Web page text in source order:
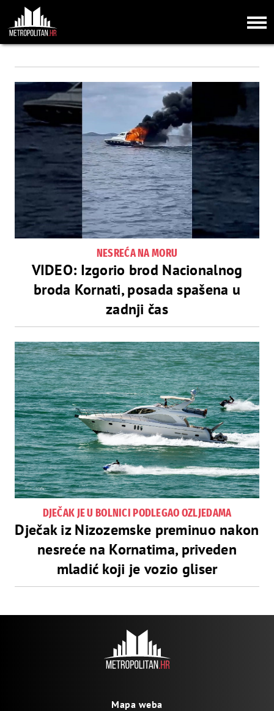
NESREĆA NA MORU
VIDEO: Izgorio brod Nacionalnog
broda Kornati, posada spašena u
zadnji čas
DJEČAK JE U BOLNICI PODLEGAO OZLJEDAMA
Dječak iz Nizozemske preminuo nakon
nesreće na Kornatima, priveden
mladić koji je vozio gliser
Mapa weba